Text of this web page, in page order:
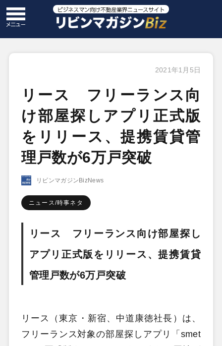
2021年1月5日
リース フリーランス向
け部屋探しアプリ正式版
をリリース、提携賃貸管
理戸数が6万戸突破
リビンマガジンBizNews
ニュース/時事ネタ
リース フリーランス向け部屋探し
アプリ正式版をリリース、提携賃貸
管理戸数が6万戸突破
リース（東京・新宿、中道康徳社長）は、
フリーランス対象の部屋探しアプリ「smet